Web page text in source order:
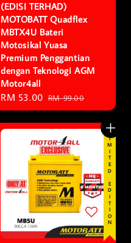
(EDISI TERHAD)
MOTOBATT Quadflex
MBTX4U Bateri
Motosikal Yuasa
Premium Penggantian
dengan Teknologi AGM
Motor4all
Sale
price
RM 53.00 Regular
price
RM 99.00
LIMITED EDITION